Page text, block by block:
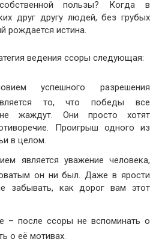
пользы? Когда в
друг другу людей, без грубых
рождается истина.
ведения ссоры следующая:
успешного разрешения
то, что победы все
жаждут. Они просто хотят
Проигрыш одного из
в целом.
является уважение человека,
он ни был. Даже в ярости
забывать, как дорог вам этот
– после ссоры не вспоминать о
о её мотивах.